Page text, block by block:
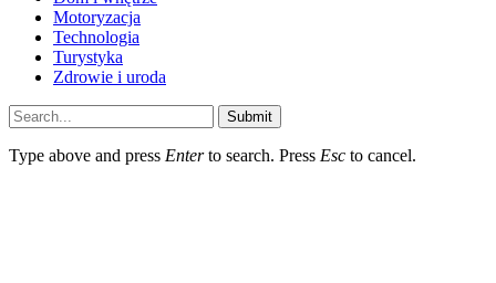
Motoryzacja
Technologia
Turystyka
Zdrowie i uroda
Submit
Type above and press Enterto search. Press Esc to cancel.